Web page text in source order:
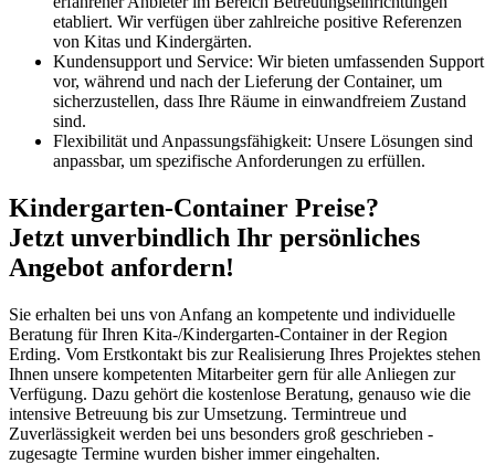
etabliert. Wir verfügen über zahlreiche positive Referenzen
von Kitas und Kindergärten.
Kundensupport und Service: Wir bieten umfassenden Support
vor, während und nach der Lieferung der Container, um
sicherzustellen, dass Ihre Räume in einwandfreiem Zustand
sind.
Flexibilität und Anpassungsfähigkeit: Unsere Lösungen sind
anpassbar, um spezifische Anforderungen zu erfüllen.
Kindergarten-Container Preise?
Jetzt unverbindlich Ihr persönliches
Angebot anfordern!
Sie erhalten bei uns von Anfang an kompetente und individuelle
Beratung für Ihren Kita-/Kindergarten-Container in der Region
Erding. Vom Erstkontakt bis zur Realisierung Ihres Projektes stehen
Ihnen unsere kompetenten Mitarbeiter gern für alle Anliegen zur
Verfügung. Dazu gehört die kostenlose Beratung, genauso wie die
intensive Betreuung bis zur Umsetzung. Termintreue und
Zuverlässigkeit werden bei uns besonders groß geschrieben -
zugesagte Termine wurden bisher immer eingehalten.